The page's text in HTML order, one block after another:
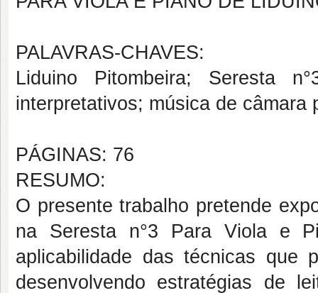
PALAVRAS-CHAVES:
Liduino Pitombeira; Seresta
interpretativos; música de câmara
PÁGINAS: 76
RESUMO:
O presente trabalho pretende
na Seresta n°3 Para Viola e
aplicabilidade das técnicas que
desenvolvendo estratégias de